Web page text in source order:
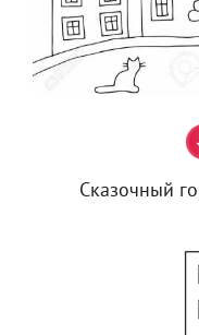
Сказочный